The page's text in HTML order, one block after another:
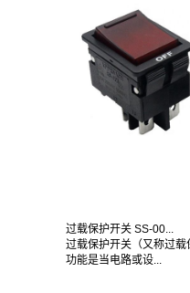
过载保护开关 SS-00...
过载保护开关（又称过
功能是当电路或设...